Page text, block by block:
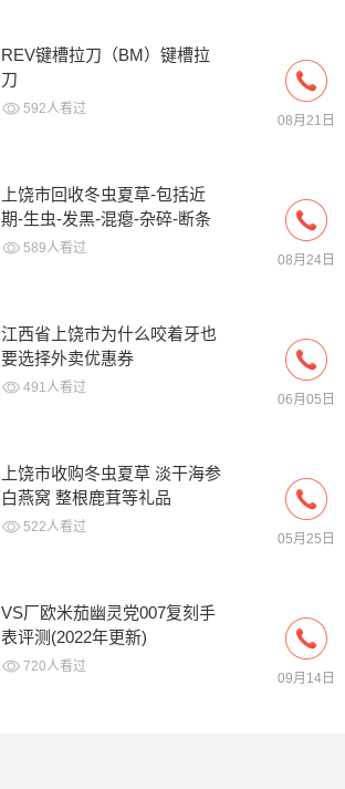
REV键槽拉刀（BM）键槽拉
刀
592人看过
08月21日
上饶市回收冬虫夏草-包括近
期-生虫-发黑-混瘪-杂碎-断条
草 589人看过
08月24日
江西省上饶市为什么咬着牙也
要选择外卖优惠券
491人看过
06月05日
上饶市收购冬虫夏草 淡干海参
白燕窝 整根鹿茸等礼品
522人看过
05月25日
VS厂欧米茄幽灵党007复刻手
表评测(2022年更新)
720人看过
09月14日